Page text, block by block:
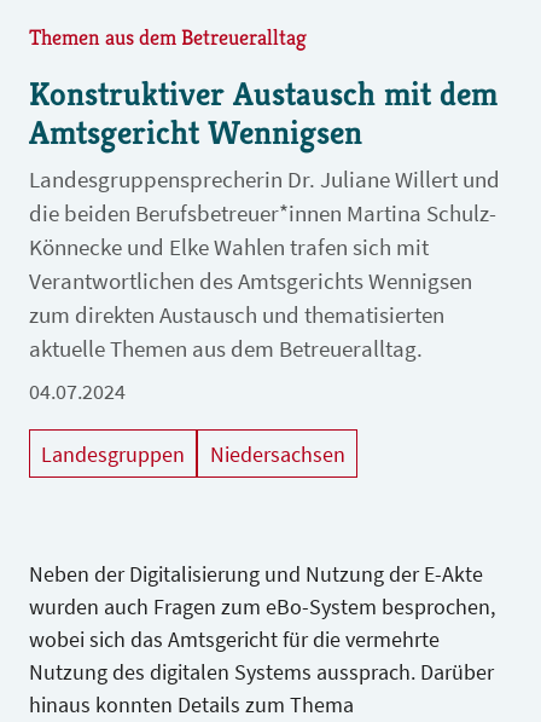
Themen aus dem Betreueralltag
Konstruktiver Austausch mit dem
Amtsgericht Wennigsen
Landesgruppensprecherin Dr. Juliane Willert und
die beiden Berufsbetreuer*innen Martina Schulz-
Könnecke und Elke Wahlen trafen sich mit
Verantwortlichen des Amtsgerichts Wennigsen
zum direkten Austausch und thematisierten
aktuelle Themen aus dem Betreueralltag.
04.07.2024
Landesgruppen Niedersachsen
Neben der Digitalisierung und Nutzung der E-Akte
wurden auch Fragen zum eBo-System besprochen,
wobei sich das Amtsgericht für die vermehrte
Nutzung des digitalen Systems aussprach. Darüber
hinaus konnten Details zum Thema